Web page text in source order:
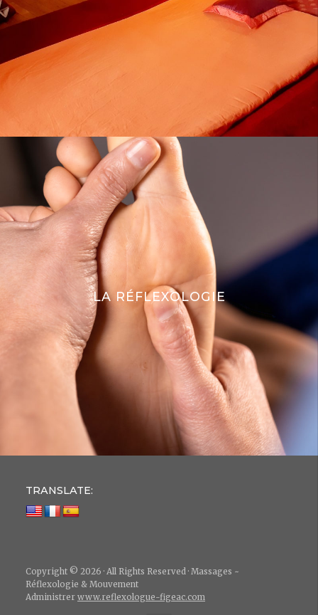
LA RÉFLEXOLOGIE
TRANSLATE:
Copyright © 2026 · All Rights Reserved · Massages ~
Réflexologie & Mouvement
Administrer www.reflexologue-figeac.com